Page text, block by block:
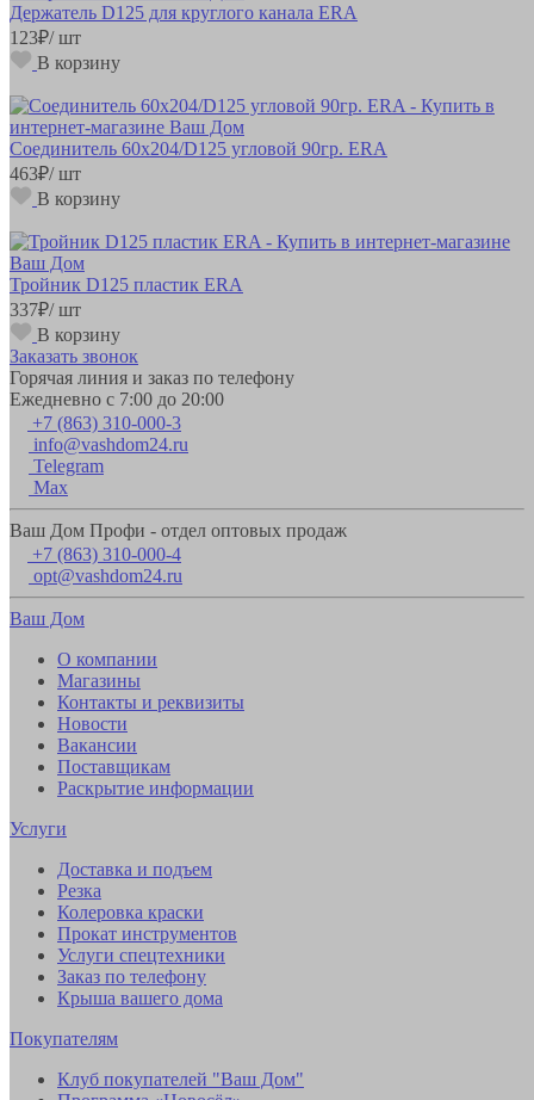
Держатель D125 для круглого канала ERA
123₽/ шт
В корзину
Соединитель 60х204/D125 угловой 90гр. ERA
463₽/ шт
В корзину
Тройник D125 пластик ERA
337₽/ шт
В корзину
Заказать звонок
Горячая линия и заказ по телефону
Ежедневно с 7:00 до 20:00
+7 (863) 310-000-3
info@vashdom24.ru
Telegram
Max
Ваш Дом Профи - отдел оптовых продаж
+7 (863) 310-000-4
opt@vashdom24.ru
Ваш Дом
О компании
Магазины
Контакты и реквизиты
Новости
Вакансии
Поставщикам
Раскрытие информации
Услуги
Доставка и подъем
Резка
Колеровка краски
Прокат инструментов
Услуги спецтехники
Заказ по телефону
Крыша вашего дома
Покупателям
Клуб покупателей "Ваш Дом"